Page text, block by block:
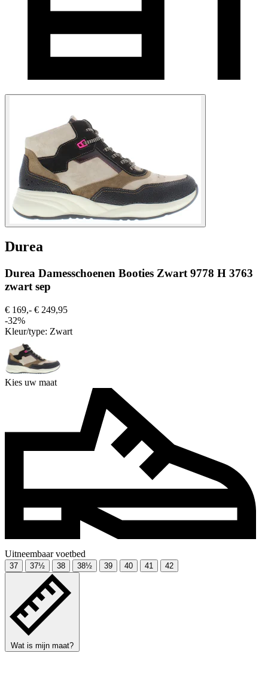
Durea
Durea Damesschoenen Booties Zwart 9778 H 3763
zwart sep
€ 169,- € 249,95
-32%
Kleur/type: Zwart
Kies uw maat
Uitneembaar voetbed
37 37½ 38 38½ 39 40 41 42
Wat is mijn maat?